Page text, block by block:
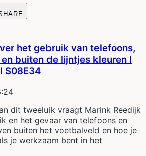
het gebruik van telefoons,
buiten de lijntjes kleuren I
S08E34
dit tweeluik vraagt Marink Reedijk
en het gevaar van telefoons en
buiten het voetbalveld en hoe je
je werkzaam bent in het